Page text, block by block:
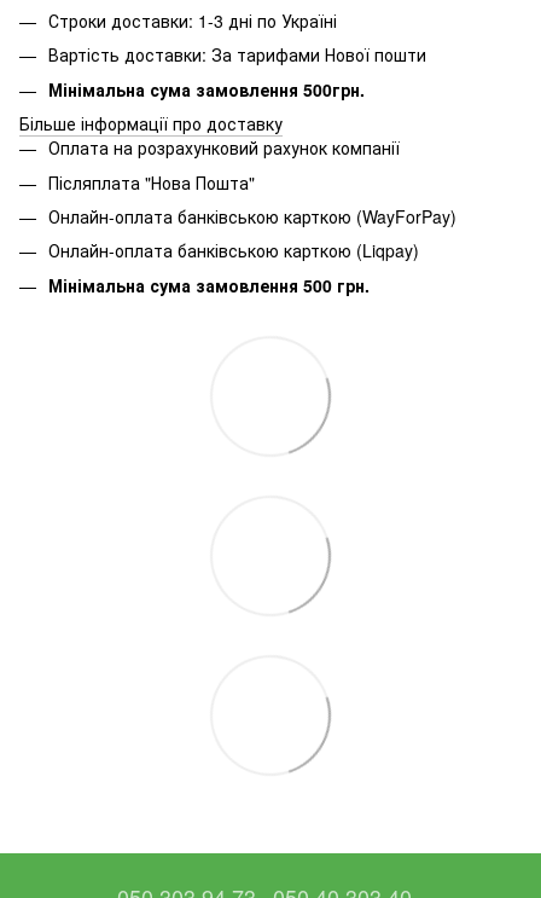
Строки доставки: 1-3 дні по Україні
Вартість доставки: За тарифами Нової пошти
Мінімальна сума замовлення 500грн.
Більше інформації про доставку
Оплата на розрахунковий рахунок компанії
Післяплата "Нова Пошта"
Онлайн-оплата банківською карткою (WayForPay)
Онлайн-оплата банківською карткою (Liqpay)
Мінімальна сума замовлення 500 грн.